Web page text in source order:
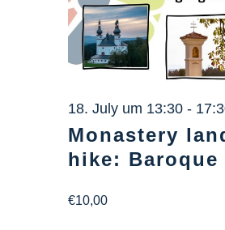
18. July um 13:30 -
Monastery
hike:
€10,00